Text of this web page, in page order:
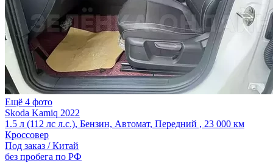
Ещё 4 фото
Skoda Kamiq 2022
1.5 л (112 лс л.с.), Бензин, Автомат, Передний , 23 000 км
Кроссовер
Под заказ / Китай
без пробега по РФ